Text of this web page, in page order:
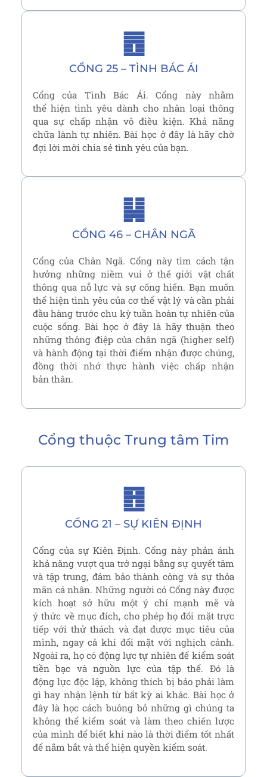
CỔNG 25 – TÌNH BÁC ÁI
䷘
Cổng của Tình Bác Ái. Cổng này nhằm
thể hiện tình yêu dành cho nhân loại thông
qua sự chấp nhận vô điều kiện. Khả năng
chữa lành tự nhiên. Bài học ở đây là hãy chờ
đợi lời mời chia sẻ tình yêu của bạn.
CỔNG 46 – CHÂN NGÃ
䷭
Cổng của Chân Ngã. Cổng này tìm cách tận
hưởng những niềm vui ở thế giới vật chất
thông qua nỗ lực và sự cống hiến. Bạn muốn
thể hiện tình yêu của cơ thể vật lý và cần phải
đầu hàng trước chu kỳ tuần hoàn tự nhiên của
cuộc sống. Bài học ở đây là hãy thuận theo
những thông điệp của chân ngã (higher self)
và hành động tại thời điểm nhận được chúng,
đồng thời nhớ thực hành việc chấp nhận
bản thân.
Cổng thuộc Trung tâm Tim
CỔNG 21 – SỰ KIÊN ĐỊNH
䷔
Cổng của sự Kiên Định. Cổng này phản ánh
khả năng vượt qua trở ngại bằng sự quyết tâm
và tập trung, đảm bảo thành công và sự thỏa
mãn cá nhân. Những người có Cổng này được
kích hoạt sở hữu một ý chí mạnh mẽ và
ý thức về mục đích, cho phép họ đối mặt trực
tiếp với thử thách và đạt được mục tiêu của
mình, ngay cả khi đối mặt với nghịch cảnh.
Ngoài ra, họ có động lực tự nhiên để kiểm soát
tiền bạc và nguồn lực của tập thể. Đó là
động lực độc lập, không thích bị bảo phải làm
gì hay nhận lệnh từ bất kỳ ai khác. Bài học ở
đây là học cách buông bỏ những gì chúng ta
không thể kiểm soát và làm theo chiến lược
của mình để biết khi nào là thời điểm tốt nhất
để nắm bắt và thể hiện quyền kiểm soát.